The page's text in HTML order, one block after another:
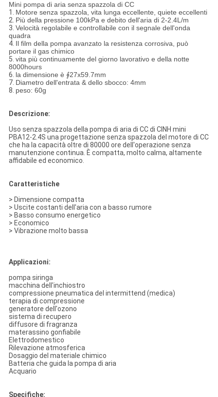
Mini pompa di aria senza spazzola di CC
1. Motore senza spazzola, vita lunga eccellente, quiete eccellenti
2. Più della pressione 100kPa e debito dell'aria di 2-2.4L/m
3. Velocità regolabile e controllabile con il segnale dell'onda
quadra
4. Il film della pompa avanzato la resistenza corrosiva, può
portare il gas chimico
5. vita più continuamente del giorno lavorativo e della notte
8000hours
6. la dimensione è ∮27x59.7mm
7. Diametro dell'entrata & dello sbocco: 4mm
8. peso: 60g
Descrizione:
Uso senza spazzola della pompa di aria di CC di CINH mini
PBA12-2.4S una progettazione senza spazzola del motore di CC
che ha la capacità oltre di 80000 ore dell'operazione senza
manutenzione continua. È compatta, molto calma, altamente
affidabile ed economico.
Caratteristiche
> Dimensione compatta
> Uscite costanti dell'aria con a basso rumore
> Basso consumo energetico
> Economico
> Vibrazione molto bassa
Applicazioni:
pompa siringa
macchina dell'inchiostro
compressione pneumatica del intermittend (medica)
terapia di compressione
generatore dell'ozono
sistema di recupero
diffusore di fragranza
materassino gonfiabile
Elettrodomestico
Rilevazione atmosferica
Dosaggio del materiale chimico
Batteria che guida la pompa di aria
Acquario
Specifiche: